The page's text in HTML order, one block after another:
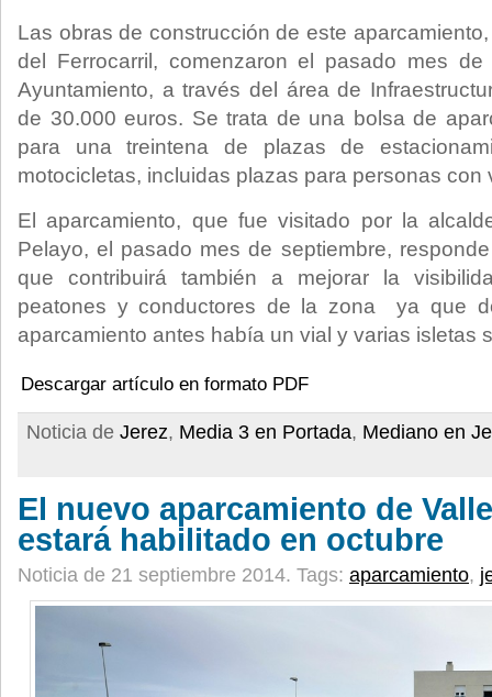
Las obras de construcción de este
del Ferrocarril, comenzaron el pasado mes
Ayuntamiento, a través del área de
de 30.000 euros. Se trata de una bolsa de
para una treintena de plazas de
motocicletas, incluidas plazas para personas
El aparcamiento, que fue visitado por la
Pelayo, el pasado mes de septiembre,
que contribuirá también a mejorar la
peatones y conductores de la zona ya que
aparcamiento antes había un vial y varias isletas
Descargar artículo en formato PDF
Noticia de Jerez, Media 3 en Portada, Mediano en
El nuevo aparcamiento de
estará habilitado en octubre
Noticia de 21 septiembre 2014. Tags: aparcamiento,